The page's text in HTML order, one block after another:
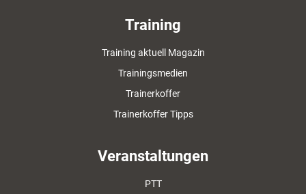
Training
Training aktuell Magazin
Trainingsmedien
Trainerkoffer
Trainerkoffer Tipps
Veranstaltungen
PTT